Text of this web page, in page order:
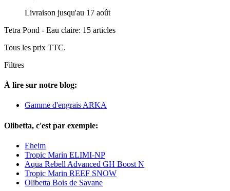
Livraison jusqu'au 17 août
Tetra Pond - Eau claire: 15 articles
Tous les prix TTC.
Filtres
À lire sur notre blog:
Gamme d'engrais ARKA
Olibetta, c'est par exemple:
Eheim
Tropic Marin ELIMI-NP
Aqua Rebell Advanced GH Boost N
Tropic Marin REEF SNOW
Olibetta Bois de Savane